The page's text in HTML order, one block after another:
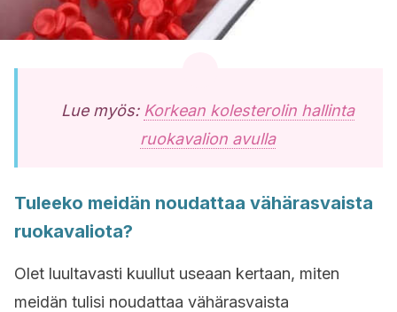
Lue myös: Korkean kolesterolin hallinta
ruokavalion avulla
Tuleeko meidän noudattaa vähärasvaista
ruokavaliota?
Olet luultavasti kuullut useaan kertaan, miten
meidän tulisi noudattaa vähärasvaista